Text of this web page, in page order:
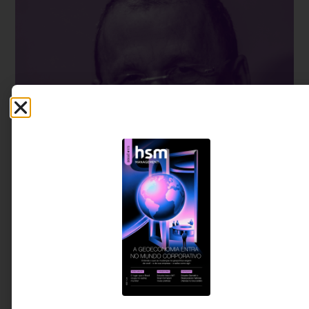
ENTREVISTA LUIZ MEISLER